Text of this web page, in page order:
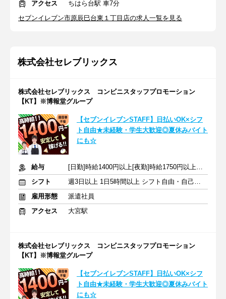
アクセス
ちはら台駅 車7分
セブンイレブン市原辰巳台東１丁目店の求人一覧を見る
株式会社セレブリックス
株式会社セレブリックス コンビニスタッフプロモーション
【KT】※博報堂グループ
【セブンイレブンSTAFF】日払いOK×シフ
ト自由★未経験・学生大歓迎◎夏休みバイト
にも☆
給与
[日勤]時給1400円以上[夜勤]時給1750円以上＋交通費
シフト
週3日以上 1日5時間以上 シフト自由・自己申告
雇用形態
派遣社員
アクセス
大宮駅
株式会社セレブリックス コンビニスタッフプロモーション
【KT】※博報堂グループ
【セブンイレブンSTAFF】日払いOK×シフ
ト自由★未経験・学生大歓迎◎夏休みバイト
にも☆